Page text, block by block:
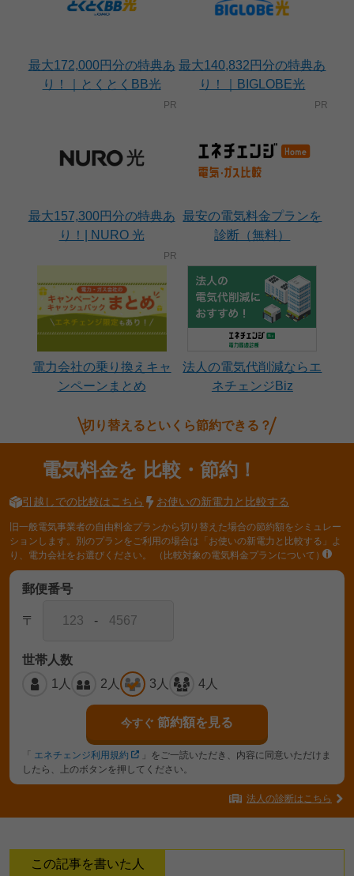
最大172,000円分の特典あ
り！｜とくとくBB光
最大140,832円分の特典あ
り！｜BIGLOBE光
最大157,300円分の特典あ
り！| NURO 光
最安の電気料金プランを
診断（無料）
電力会社の乗り換えキャ
ンペーンまとめ
法人の電気代削減ならエ
ネチェンジBiz
切り替えるといくら節約できる？
電気料金を 比較・節約！
引越しでの比較はこちら お使いの新電力と比較する
旧一般電気事業者の自由料金プランから切り替えた場合の節約額をシミュレー
ションします。別のプランをご利用の場合は「お使いの新電力と比較する」よ
り、電力会社をお選びください。
（比較対象の電気料金プランについて）
郵便番号
〒 -
世帯人数
1人
2人 3人 4人
今すぐ 節約額を見る
「 エネチェンジ利用規約
」をご一読いただき、内容に同意いただけま
したら、上のボタンを押してください。
法人の診断はこちら
この記事を書いた人